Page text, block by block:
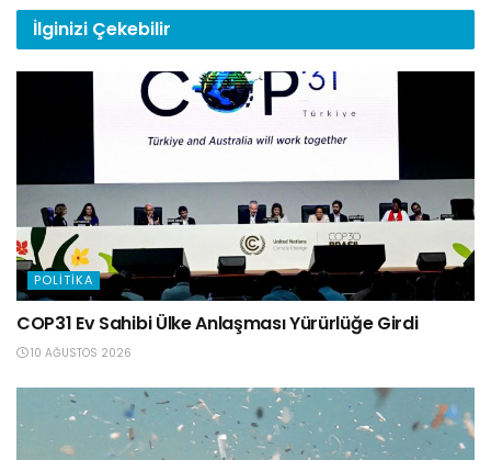
İlginizi Çekebilir
POLITIKA
COP31 Ev Sahibi Ülke Anlaşması Yürürlüğe Girdi
10 AĞUSTOS 2026